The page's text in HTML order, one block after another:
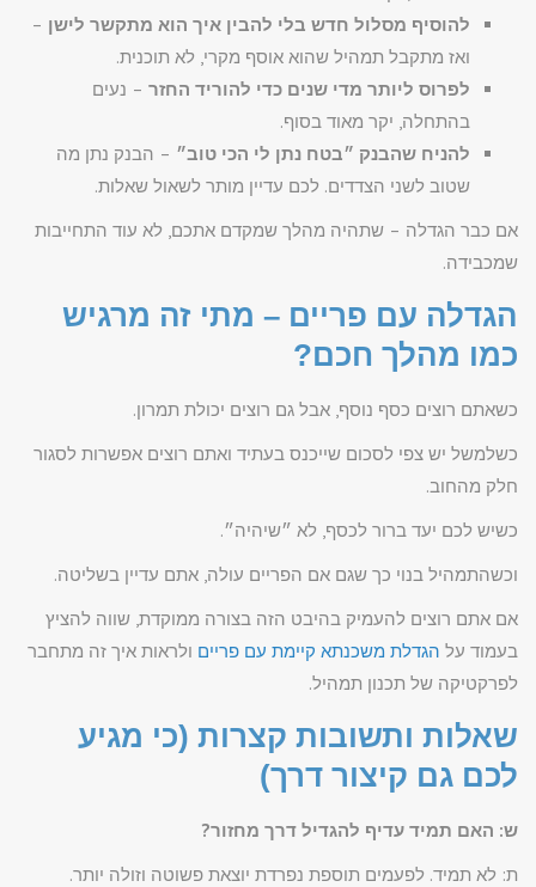
להוסיף מסלול חדש בלי להבין איך הוא מתקשר לישן –
ואז מתקבל תמהיל שהוא אוסף מקרי, לא תוכנית.
לפרוס ליותר מדי שנים כדי להוריד החזר – נעים
בהתחלה, יקר מאוד בסוף.
להניח שהבנק ״בטח נתן לי הכי טוב״ – הבנק נתן מה
שטוב לשני הצדדים. לכם עדיין מותר לשאול שאלות.
אם כבר הגדלה – שתהיה מהלך שמקדם אתכם, לא עוד התחייבות
שמכבידה.
הגדלה עם פריים – מתי זה מרגיש
כמו מהלך חכם?
כשאתם רוצים כסף נוסף, אבל גם רוצים יכולת תמרון.
כשלמשל יש צפי לסכום שייכנס בעתיד ואתם רוצים אפשרות לסגור
חלק מהחוב.
כשיש לכם יעד ברור לכסף, לא ״שיהיה״.
וכשהתמהיל בנוי כך שגם אם הפריים עולה, אתם עדיין בשליטה.
אם אתם רוצים להעמיק בהיבט הזה בצורה ממוקדת, שווה להציץ
בעמוד על הגדלת משכנתא קיימת עם פריים ולראות איך זה מתחבר
לפרקטיקה של תכנון תמהיל.
שאלות ותשובות קצרות (כי מגיע
לכם גם קיצור דרך)
ש: האם תמיד עדיף להגדיל דרך מחזור?
ת: לא תמיד. לפעמים תוספת נפרדת יוצאת פשוטה וזולה יותר.